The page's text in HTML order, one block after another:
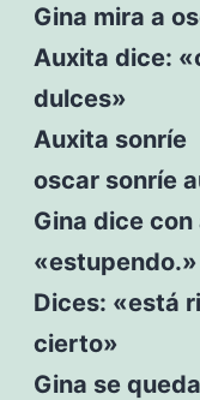
Gina mira a
Auxita dice:
dulces»
Auxita sonríe
oscar sonríe
Gina dice
«estupendo.»
Dices: «está
cierto»
Gina se